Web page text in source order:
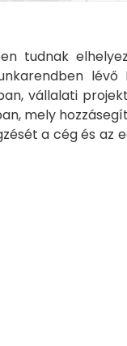
tudnak
vállalati
mely
a cég és